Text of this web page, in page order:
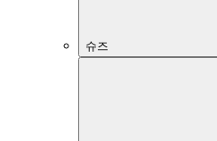
슈즈